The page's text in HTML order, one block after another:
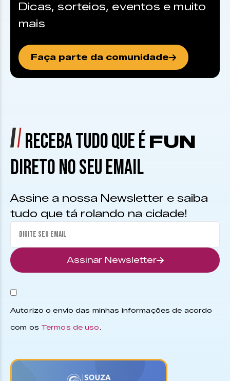
Dicas, sorteios, eventos e muito
mais
Faça parte da comunidade
RECEBA TUDO QUE É FUN
DIRETO NO SEU EMAIL
Assine a nossa Newsletter e saiba
tudo que tá rolando na cidade!
Assinar Newsletter
Autorizo o envio das minhas informações de acordo
com os Termos de uso.